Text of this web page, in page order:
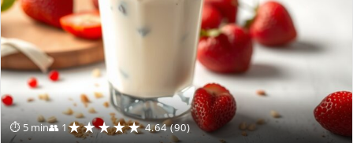
⏱ 5 min👥 1★★★★★ 4.64 (90)